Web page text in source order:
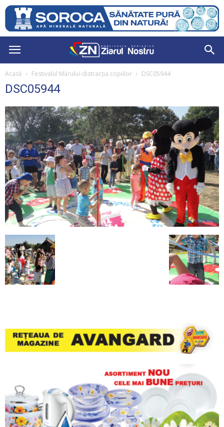
Acasă Festivalul Mărului-distracția copiilor DSC05944
DSC05944